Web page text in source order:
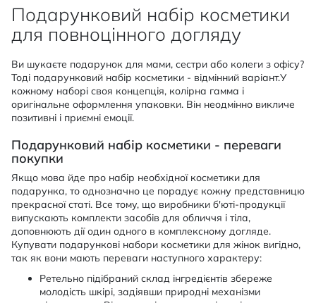
Подарунковий набір косметики
для повноцінного догляду
Ви шукаєте подарунок для мами, сестри або колеги з офісу?
Тоді подарунковий набір косметики - відмінний варіант.У
кожному наборі своя концепція, колірна гамма і
оригінальне оформлення упаковки. Він неодмінно викличе
позитивні і приємні емоції.
Подарунковий набір косметики - переваги
покупки
Якщо мова йде про набір необхідної косметики для
подарунка, то однозначно це порадує кожну представницю
прекрасної статі. Все тому, що виробники б'юті-продукції
випускають комплекти засобів для обличчя і тіла,
доповнюють дії один одного в комплексному догляде.
Купувати подарункові набори косметики для жінок вигідно,
так як вони мають переваги наступного характеру:
Ретельно підібраний склад інгредієнтів збереже
молодість шкірі, задіявши природні механізми